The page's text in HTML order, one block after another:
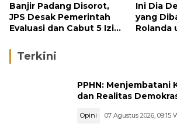
Banjir Padang Disorot,
JPS Desak Pemerintah
Evaluasi dan Cabut 5 Izin
Ini Dia
yang
Rolanda
Terkini
PPHN: Menjembatani
dan Realitas
Opini 07 Agustus 2026, 09:15